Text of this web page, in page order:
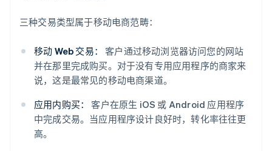
三种交易类型属于移动电商范畴：
移动 Web 交易：
客户通过移动浏览器访问您的网站
并在那里完成购买。对于没有专用应用程序的商家来
说，这是最常见的移动电商渠道。
应用内购买：
客户在原生 iOS 或 Android 应用程序
中完成交易。当应用程序设计良好时，转化率往往更
高。